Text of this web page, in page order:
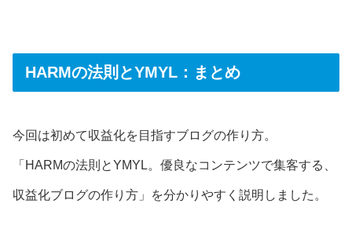
HARMの法則とYMYL：まとめ
今回は初めて収益化を目指すブログの作り方。
「HARMの法則とYMYL。優良なコンテンツで集客する、
収益化ブログの作り方」を分かりやすく説明しました。